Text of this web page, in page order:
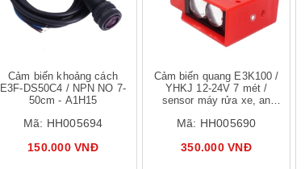
Cảm biến khoảng cách
E3F-DS50C4 / NPN NO 7-
50cm - A1H15
Mã: HH005694
150.000 VNĐ
Cảm biến quang E3K100 /
YHKJ 12-24V 7 mét /
sensor máy rửa xe, an
Mã: HH005690
350.000 VNĐ